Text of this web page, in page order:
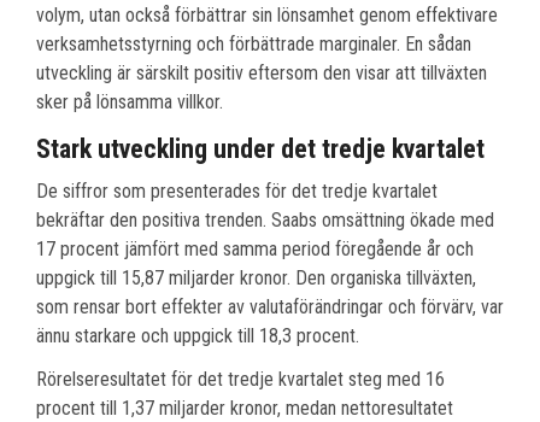
volym, utan också förbättrar sin lönsamhet genom effektivare
verksamhetsstyrning och förbättrade marginaler. En sådan
utveckling är särskilt positiv eftersom den visar att tillväxten
sker på lönsamma villkor.
Stark utveckling under det tredje kvartalet
De siffror som presenterades för det tredje kvartalet
bekräftar den positiva trenden. Saabs omsättning ökade med
17 procent jämfört med samma period föregående år och
uppgick till 15,87 miljarder kronor. Den organiska tillväxten,
som rensar bort effekter av valutaförändringar och förvärv, var
ännu starkare och uppgick till 18,3 procent.
Rörelseresultatet för det tredje kvartalet steg med 16
procent till 1,37 miljarder kronor, medan nettoresultatet